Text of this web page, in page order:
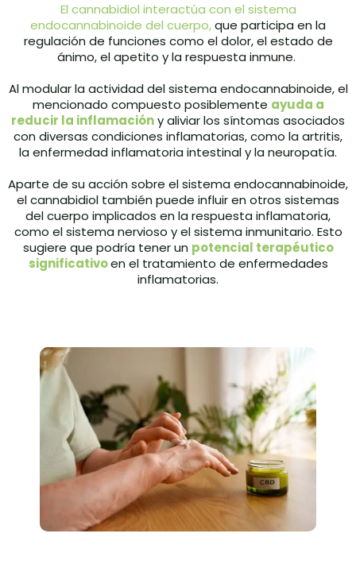
El cannabidiol interactúa con el sistema
endocannabinoide del cuerpo,que participa en la
regulación de funciones como el dolor, el estado de
ánimo, el apetito y la respuesta inmune.
Al modular la actividad del sistema endocannabinoide, el
mencionado compuesto posiblemente ayuda a
reducir la inflamacióny aliviar los síntomas asociados
con diversas condiciones inflamatorias, como la artritis,
la enfermedad inflamatoria intestinal y la neuropatía.
Aparte de su acción sobre el sistema endocannabinoide,
el cannabidiol también puede influir en otros sistemas
del cuerpo implicados en la respuesta inflamatoria,
como el sistema nervioso y el sistema inmunitario. Esto
sugiere que podría tener un potencial terapéutico
significativoen el tratamiento de enfermedades
inflamatorias.